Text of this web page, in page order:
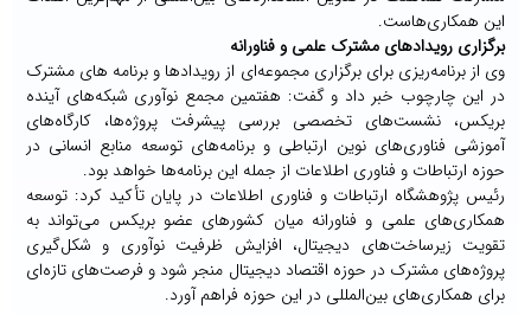
این همکاری‌هاست.
برگزاری رویدادهای مشترک علمی و فناورانه
وی از برنامه‌ریزی برای برگزاری مجموعه‌ای از رویدادها و برنامه‌ های مشترک
در این چارچوب خبر داد و گفت: هفتمین مجمع نوآوری شبکه‌های آینده
بریکس، نشست‌های تخصصی بررسی پیشرفت پروژه‌ها، کارگاه‌های
آموزشی فناوری‌های نوین ارتباطی و برنامه‌های توسعه منابع انسانی در
حوزه ارتباطات و فناوری اطلاعات از جمله این برنامه‌ها خواهد بود.
رئیس پژوهشگاه ارتباطات و فناوری اطلاعات در پایان تأکید کرد: توسعه
همکاری‌های علمی و فناورانه میان کشورهای عضو بریکس می‌تواند به
تقویت زیرساخت‌های دیجیتال، افزایش ظرفیت نوآوری و شکل‌گیری
پروژه‌های مشترک در حوزه اقتصاد دیجیتال منجر شود و فرصت‌های تازه‌ای
برای همکاری‌های بین‌المللی در این حوزه فراهم آورد.